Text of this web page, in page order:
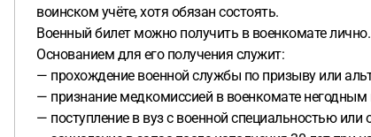
воинском учёте, хотя обязан состоять.
Военный билет можно получить в военкомате
Основанием для его получения служит:
— прохождение военной службы по призыву или
— признание медкомиссией в военкомате негодным
— поступление в вуз с военной специальностью